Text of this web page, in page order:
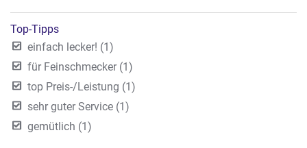
Top-Tipps
einfach lecker! (1)
für Feinschmecker (1)
top Preis-/Leistung (1)
sehr guter Service (1)
gemütlich (1)